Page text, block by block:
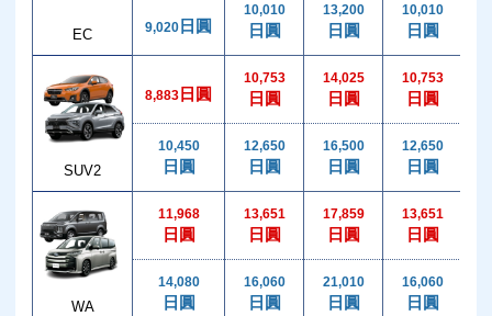
EC 9,020 日圓
10,010
日圓
13,200
日圓
10,010
日圓
SUV2
8,883 日圓
10,753
日圓
14,025
日圓
10,753
日圓
10,450
日圓
12,650
日圓
16,500
日圓
12,650
日圓
WA
11,968
日圓
13,651
日圓
17,859
日圓
13,651
日圓
14,080
日圓
16,060
日圓
21,010
日圓
16,060
日圓